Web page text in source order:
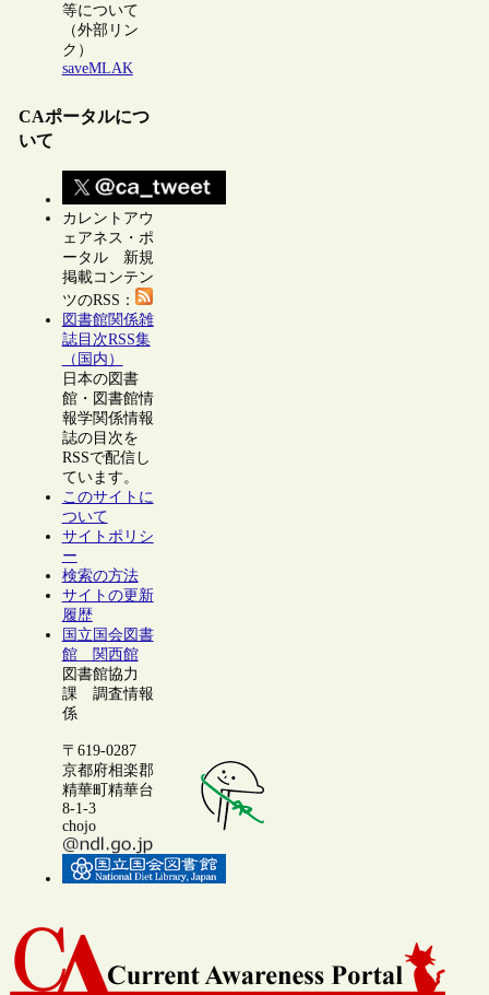
等について
（外部リン
ク）
saveMLAK
CAポータルにつ
いて
カレントアウ
ェアネス・ポ
ータル 新規
掲載コンテン
ツのRSS：
図書館関係雑
誌目次RSS集
（国内）
日本の図書
館・図書館情
報学関係情報
誌の目次を
RSSで配信し
ています。
このサイトに
ついて
サイトポリシ
ー
検索の方法
サイトの更新
履歴
国立国会図書
館 関西館
図書館協力
課 調査情報
係
〒619-0287
京都府相楽郡
精華町精華台
8-1-3
chojo